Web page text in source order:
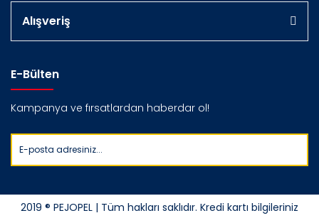
Alışveriş
E-Bülten
Kampanya ve fırsatlardan haberdar ol!
2019 ® PEJOPEL | Tüm hakları saklıdır. Kredi kartı bilgileriniz